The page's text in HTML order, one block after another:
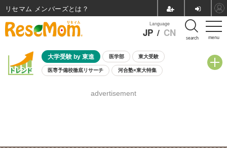
menu
Language
JP / CN search
大学受験 by 東進 医学部 東大受験
医専予備校徹底リサーチ 河合塾×東大特集
8月開催学校説明会・相談会
advertisement
リセマム メンバーズ